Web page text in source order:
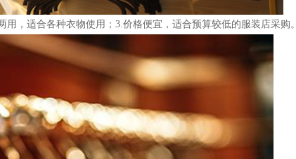
，适合各种衣物使用；3.价格便宜，适合预算较低的服装店采购。